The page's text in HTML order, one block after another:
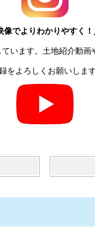
像でよりわかりやすく！
います。土地紹介動
をよろしくお願いしま